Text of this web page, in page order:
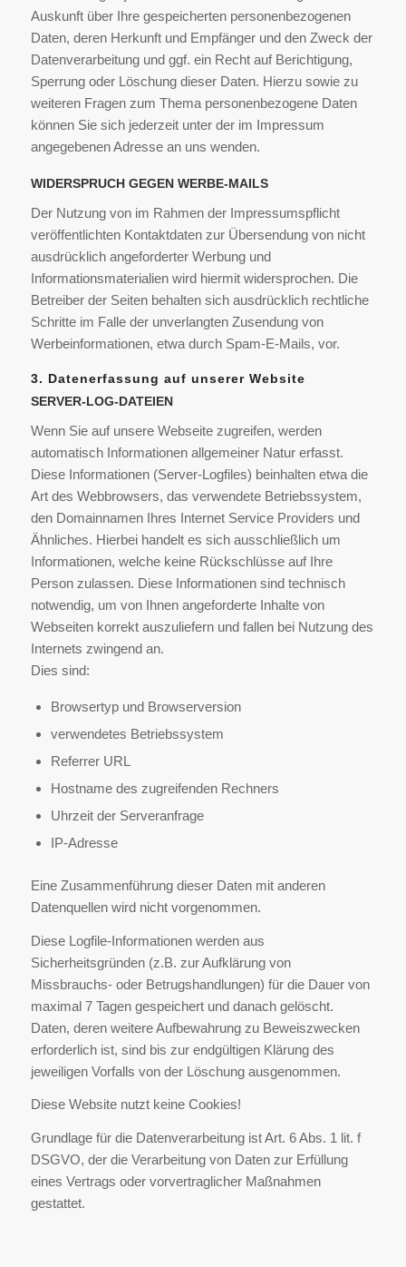
Auskunft über Ihre gespeicherten personenbezogenen
Daten, deren Herkunft und Empfänger und den Zweck der
Datenverarbeitung und ggf. ein Recht auf Berichtigung,
Sperrung oder Löschung dieser Daten. Hierzu sowie zu
weiteren Fragen zum Thema personenbezogene Daten
können Sie sich jederzeit unter der im Impressum
angegebenen Adresse an uns wenden.
WIDERSPRUCH GEGEN WERBE-MAILS
Der Nutzung von im Rahmen der Impressumspflicht
veröffentlichten Kontaktdaten zur Übersendung von nicht
ausdrücklich angeforderter Werbung und
Informationsmaterialien wird hiermit widersprochen. Die
Betreiber der Seiten behalten sich ausdrücklich rechtliche
Schritte im Falle der unverlangten Zusendung von
Werbeinformationen, etwa durch Spam-E-Mails, vor.
3. Datenerfassung auf unserer Website
SERVER-LOG-DATEIEN
Wenn Sie auf unsere Webseite zugreifen, werden
automatisch Informationen allgemeiner Natur erfasst.
Diese Informationen (Server-Logfiles) beinhalten etwa die
Art des Webbrowsers, das verwendete Betriebssystem,
den Domainnamen Ihres Internet Service Providers und
Ähnliches. Hierbei handelt es sich ausschließlich um
Informationen, welche keine Rückschlüsse auf Ihre
Person zulassen. Diese Informationen sind technisch
notwendig, um von Ihnen angeforderte Inhalte von
Webseiten korrekt auszuliefern und fallen bei Nutzung des
Internets zwingend an.
Dies sind:
Browsertyp und Browserversion
verwendetes Betriebssystem
Referrer URL
Hostname des zugreifenden Rechners
Uhrzeit der Serveranfrage
IP-Adresse
Eine Zusammenführung dieser Daten mit anderen
Datenquellen wird nicht vorgenommen.
Diese Logfile-Informationen werden aus
Sicherheitsgründen (z.B. zur Aufklärung von
Missbrauchs- oder Betrugshandlungen) für die Dauer von
maximal 7 Tagen gespeichert und danach gelöscht.
Daten, deren weitere Aufbewahrung zu Beweiszwecken
erforderlich ist, sind bis zur endgültigen Klärung des
jeweiligen Vorfalls von der Löschung ausgenommen.
Diese Website nutzt keine Cookies!
Grundlage für die Datenverarbeitung ist Art. 6 Abs. 1 lit. f
DSGVO, der die Verarbeitung von Daten zur Erfüllung
eines Vertrags oder vorvertraglicher Maßnahmen
gestattet.